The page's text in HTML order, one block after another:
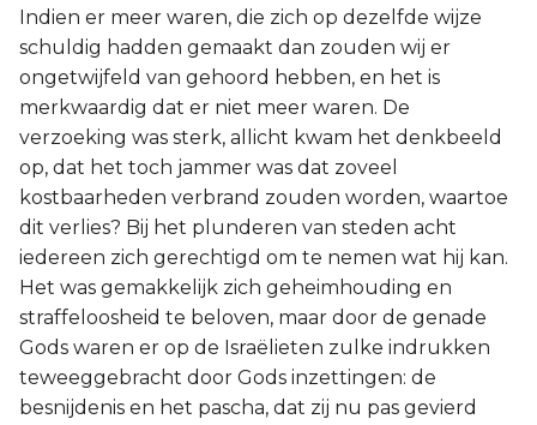
Indien er meer waren, die zich op dezelfde wijze
schuldig hadden gemaakt dan zouden wij er
ongetwijfeld van gehoord hebben, en het is
merkwaardig dat er niet meer waren. De
verzoeking was sterk, allicht kwam het denkbeeld
op, dat het toch jammer was dat zoveel
kostbaarheden verbrand zouden worden, waartoe
dit verlies? Bij het plunderen van steden acht
iedereen zich gerechtigd om te nemen wat hij kan.
Het was gemakkelijk zich geheimhouding en
straffeloosheid te beloven, maar door de genade
Gods waren er op de Israëlieten zulke indrukken
teweeggebracht door Gods inzettingen: de
besnijdenis en het pascha, dat zij nu pas gevierd